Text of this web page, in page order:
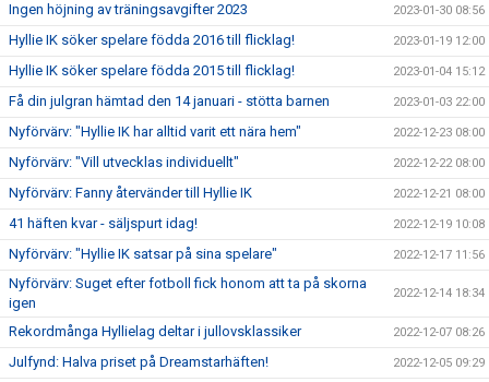
Ingen höjning av träningsavgifter 2023 2023-01-30 08:56
Hyllie IK söker spelare födda 2016 till flicklag! 2023-01-19 12:00
Hyllie IK söker spelare födda 2015 till flicklag! 2023-01-04 15:12
Få din julgran hämtad den 14 januari - stötta barnen 2023-01-03 22:00
Nyförvärv: "Hyllie IK har alltid varit ett nära hem" 2022-12-23 08:00
Nyförvärv: "Vill utvecklas individuellt" 2022-12-22 08:00
Nyförvärv: Fanny återvänder till Hyllie IK 2022-12-21 08:00
41 häften kvar - säljspurt idag! 2022-12-19 10:08
Nyförvärv: "Hyllie IK satsar på sina spelare" 2022-12-17 11:56
Nyförvärv: Suget efter fotboll fick honom att ta på skorna
igen
2022-12-14 18:34
Rekordmånga Hyllielag deltar i jullovsklassiker 2022-12-07 08:26
Julfynd: Halva priset på Dreamstarhäften! 2022-12-05 09:29